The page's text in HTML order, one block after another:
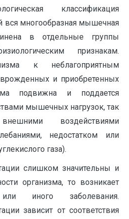
классификация
вся многообразная мышечная
в отдельные группы
признакам.
к неблагоприятным
и приобретенных
подвижна и поддается
мышечных нагрузок, так
воздействиями
недостатком или
газа).
слишком значительны и
организма, то возникает
иного заболева­ния.
зависит от соответствия